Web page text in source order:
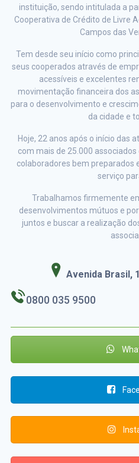
instituição, sendo intitulada a
Cooperativa de Crédito de Livre
Campos das
Tem desde seu início como
seus cooperados através de
acessíveis e excelentes
movimentação financeira dos
para o desenvolvimento e
da cidade e
Hoje, 22 anos após o início das
com mais de 25.000
colaboradores bem preparados
serviço
Trabalhamos firmemente
desenvolvimentos mútuos e
juntos e buscar a realização
Avenida Brasil,
0800 035 9500